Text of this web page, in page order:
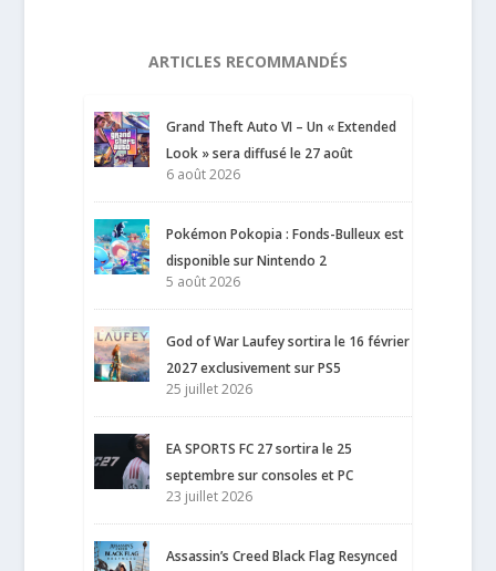
ARTICLES RECOMMANDÉS
Grand Theft Auto VI – Un « Extended
Look » sera diffusé le 27 août
6 août 2026
Pokémon Pokopia : Fonds-Bulleux est
disponible sur Nintendo 2
5 août 2026
God of War Laufey sortira le 16 février
2027 exclusivement sur PS5
25 juillet 2026
EA SPORTS FC 27 sortira le 25
septembre sur consoles et PC
23 juillet 2026
Assassin’s Creed Black Flag Resynced